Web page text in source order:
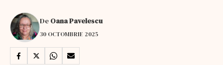
De Oana Pavelescu
30 OCTOMBRIE 2025